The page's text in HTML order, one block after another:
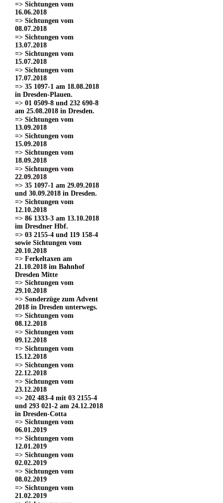
=> Sichtungen vom
16.06.2018
=> Sichtungen vom
08.07.2018
=> Sichtungen vom
13.07.2018
=> Sichtungen vom
15.07.2018
=> Sichtungen vom
17.07.2018
=> 35 1097-1 am 18.08.2018
in Dresden-Plauen.
=> 01 0509-8 und 232 690-8
am 25.08.2018 in Dresden.
=> Sichtungen vom
13.09.2018
=> Sichtungen vom
15.09.2018
=> Sichtungen vom
18.09.2018
=> Sichtungen vom
22.09.2018
=> 35 1097-1 am 29.09.2018
und 30.09.2018 in Dresden.
=> Sichtungen vom
12.10.2018
=> 86 1333-3 am 13.10.2018
im Dresdner Hbf.
=> 03 2155-4 und 119 158-4
sowie Sichtungen vom
20.10.2018
=> Ferkeltaxen am
21.10.2018 im Bahnhof
Dresden Mitte
=> Sichtungen vom
29.10.2018
=> Sonderzüge zum Advent
2018 in Dresden unterwegs.
=> Sichtungen vom
08.12.2018
=> Sichtungen vom
09.12.2018
=> Sichtungen vom
15.12.2018
=> Sichtungen vom
22.12.2018
=> Sichtungen vom
23.12.2018
=> 202 483-4 mit 03 2155-4
und 293 021-2 am 24.12.2018
in Dresden-Cotta
=> Sichtungen vom
06.01.2019
=> Sichtungen vom
12.01.2019
=> Sichtungen vom
02.02.2019
=> Sichtungen vom
08.02.2019
=> Sichtungen vom
21.02.2019